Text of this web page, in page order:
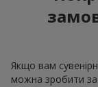
Якщо вам
можна зробити за